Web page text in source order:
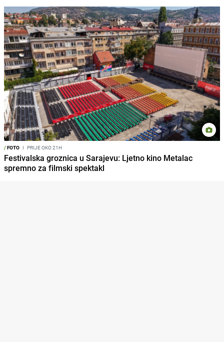
/FOTO I PRIJE OKO 21H
Festivalska groznica u Sarajevu: Ljetno kino Metalac
spremno za filmski spektakl